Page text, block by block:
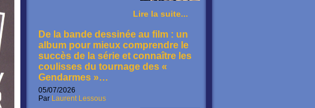
Lire la suite...
De la bande dessinée au film : un
album pour mieux comprendre le
succès de la série et connaître les
coulisses du tournage des «
Gendarmes »…
05/07/2026
Par Laurent Lessous